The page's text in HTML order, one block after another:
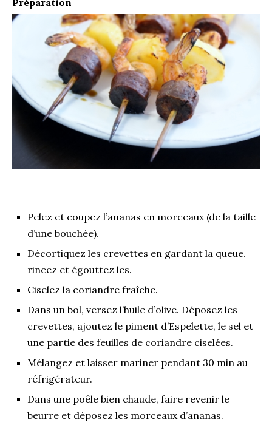
Pelez et coupez l’ananas en morceaux (de la taille
d’une bouchée).
Décortiquez les crevettes en gardant la queue.
rincez et égouttez les.
Ciselez la coriandre fraîche.
Dans un bol, versez l’huile d’olive. Déposez les
crevettes, ajoutez le piment d’Espelette, le sel et
une partie des feuilles de coriandre ciselées.
Mélangez et laisser mariner pendant 30 min au
réfrigérateur.
Dans une poêle bien chaude, faire revenir le
beurre et déposez les morceaux d’ananas.